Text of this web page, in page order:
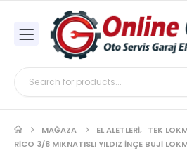
MAĞAZA EL ALETLERI, TEK
RICO 3/8 MIKNATISLI YILDIZ INÇE BUJI